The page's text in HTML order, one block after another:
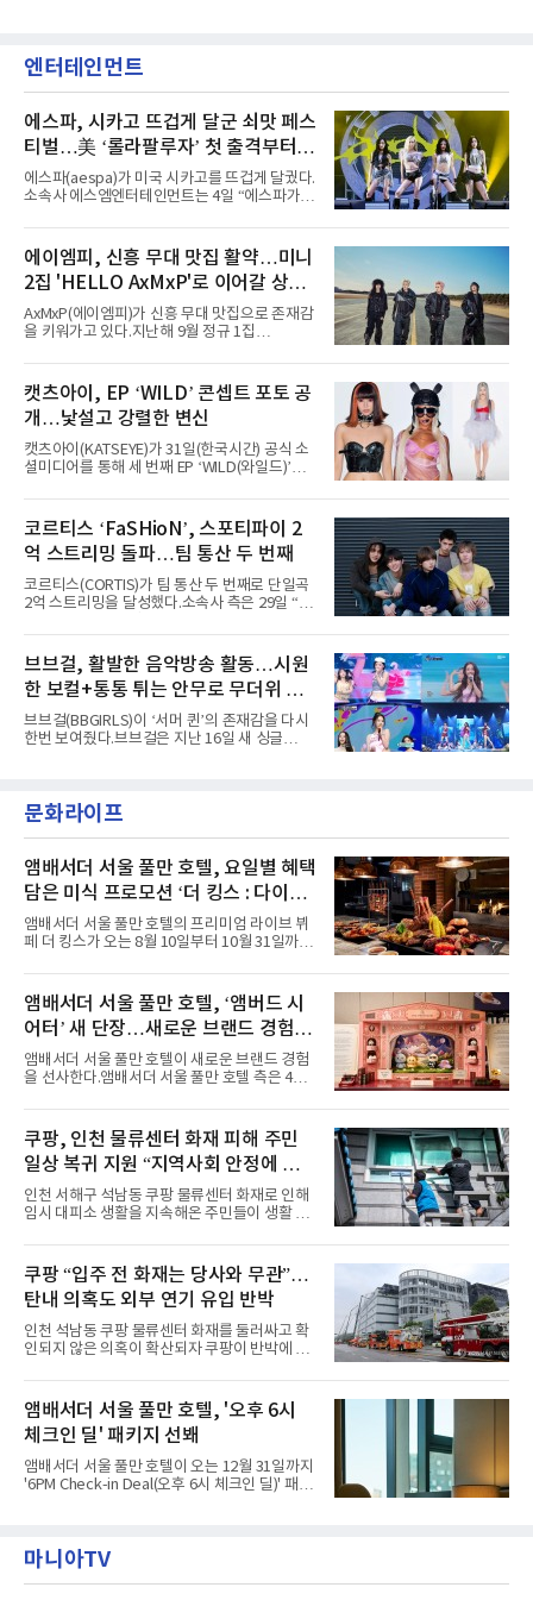
엔터테인먼트
에스파, 시카고 뜨겁게 달군 쇠맛 페스
티벌…美 ‘롤라팔루자’ 첫 출격부터
증명한 존재감
에스파(aespa)가 미국 시카고를 뜨겁게 달궜다.
소속사 에스엠엔터테인먼트는 4일 “에스파가
서 열린 ‘롤라팔루자 시카고’(Lollapalooza
Chicago)의 알리안츠 스테이지에 올랐다”며
“총 14곡으로 구성된 세트리스트를 선사, 데뷔 7
년 차다운 노련한 무대 매너와 파워풀한 에너지
로 현장의 분위기를 압도했다”고 밝혔다.1991
년 시작된 ‘롤라팔루자’는 8개 스테이지, 170여
팀의 아티스트와 40만 명 이상의 관객이 운집하
코르티스 등 K팝 스타들이 출연진 명단에 이름
을 올렸다.이날 에스파는
에이엠피, 신흥 무대 맛집 활약…미니
2집 'HELLO AxMxP'로 이어갈 상승
세
AxMxP(에이엠피)가 신흥 무대 맛집으로 존재감
을 키워가고 있다.지난해 9월 정규 1집
AxMxP는 데뷔 전부터 버스킹과 각종 페스티벌,
공연 무대에 오르며 실전 경험을 쌓아왔다.이들
은 소속사 패밀리 콘서트를 비롯해 '뷰티풀 민트
라이프 2025', '2025 부산국제록페스티벌' 등 대
형 무대에 잇달아 출연해 당찬 에너지와 풋풋한
매력으로 음악팬들의 눈도장을 찍었다.이후
AxMxP는 '카운트다운 판타지 2025-2026',
정적인 실력을 입증했고, 올해 '2026 어썸뮤직
페스티벌', '뷰티풀 민트 라이프 2026', '2026
캣츠아이, EP ‘WILD’ 콘셉트 포토 공
개…낯설고 강렬한 변신
캣츠아이(KATSEYE)가 31일(한국시간) 공식 소
셜미디어를 통해 세 번째 EP ‘WILD(와일드)’의
heart(와일드 하트)’라는 제목이 붙은 콘셉트 포
토에는 멤버들의 본능적이고 야성적인 면모가
강렬하게 담겼다. 짙은 아이섀도와 푸른빛·금빛·
붉은빛의 컬러 렌즈가 비현실적인 분위기를 자
아내고, 여러 원색이 불규칙하게 뒤섞인 멀티컬
러 헤어와 과감한 블루·블랙 립 메이크업이 낯설
고도 매혹적인 비주얼을 완성했다.스타일링 역
엣을 거침없이 결합했다. 멤버들은 각기 다른 개
성을 살린 스타일링을 선
코르티스 ‘FaSHioN’, 스포티파이 2
억 스트리밍 돌파…팀 통산 두 번째
코르티스(CORTIS)가 팀 통산 두 번째로 단일곡
2억 스트리밍을 달성했다.소속사 측은 29일 “코
벌 오디오·음원 스트리밍 플랫폼 스포티파이에
서 27일 자로 누적 재생 수 2억 회를 돌파했
다”고 밝혔다.곡이 발표된 지 약 10개월 만이다.
팀의 첫 번째 2억 스트리밍 곡은 동일 음반에 수
록된 ‘GO!’다. 이 노래는 공개 약 9개월 만인 지
난달 26일 자에 2억 고지를 밟았다. 이는 최근 5
년 내 데뷔한 보이그룹의 곡 중 최단기 2억 달성
했다. “내 티, 5 bucks 바지는, 만원” 등 멤버들
의 라이프 스타일
브브걸, 활발한 음악방송 활동…시원
한 보컬+통통 튀는 안무로 무더위 사
냥
브브걸(BBGIRLS)이 ‘서머 퀸’의 존재감을 다시
한번 보여줬다.브브걸은 지난 16일 새 싱글
MBC '쇼! 음악중심', SBS '인기가요' 등 주요 음
악방송 무대에 올라 화려한 퍼포먼스를 펼쳤다.
력을 앞세워 매 무대 색다른 볼거리를 선사했다.
특히 화사한 파스텔 톤의 비치웨어부터 청량한
마린룩, 햇살 아래 반짝이는 물결을 연상시키는
스커트, 강렬한 붉은 계열의 스타일링까지 각기
다른 매력을 선보였다. 브브걸은 다채로운 여름
패션을 완벽하게 소화하며 보
문화라이프
앰배서더 서울 풀만 호텔, 요일별 혜택
담은 미식 프로모션 ‘더 킹스 : 다이닝
프리빌리지즈’ 선봬
앰배서더 서울 풀만 호텔의 프리미엄 라이브 뷔
페 더 킹스가 오는 8월 10일부터 10월 31일까지
즈’를 선보인다.앰배서더 서울 풀만 호텔 측은
“요일마다 다른 즐거움과 한층 깊어진 미식의 여
유를 경험할 수 있도록 기획했다”고 밝혔다.먼저
월요일과 화요일에는 한 주의 문을 여는 여유로
운 식사를 테마로 다양한 혜택이 마련된다. 런치
이용 시 성인 5인 이상 사전 예약 고객에게 성인
1인 무료 혜택을 제공하며, 디너 이용 시에는 성
유료 회원 고객을 대상으로 5% 추가 할인 또는
바우처 1매 추가
앰배서더 서울 풀만 호텔, ‘앰버드 시
어터’ 새 단장…새로운 브랜드 경험 선
사
앰배서더 서울 풀만 호텔이 새로운 브랜드 경험
을 선사한다.앰배서더 서울 풀만 호텔 측은 4일
이야기를 담은 인형 극장 콘셉트의 공간 ‘앰버드
시어터(Ambird Theater)’를 새롭게 선보인
다”고 밝혔다.앰배서더 서울 풀만 호텔은 로비
한편에 마련된 앰버드 존을 통해 앰버드의 세계
관을 소개해왔다. 앰버드 존은 앰버드가 우주여
행 중 수집한 다양한 굿즈를 전시한 '앰버드 플래
닛(Ambird Planet)과 계절별 플라워 연출로 사
라 극장을 모티브로 한 데코레이션으로 구성됐
다. 무대 공간 및 티켓 박스
쿠팡, 인천 물류센터 화재 피해 주민
일상 복귀 지원 “지역사회 안정에 총
력”
인천 서해구 석남동 쿠팡 물류센터 화재로 인해
임시 대피소 생활을 지속해온 주민들이 생활 터
필먼트서비스(CFS)가 지난 28일부터 화재 피해
주민을 대상으로 전문 출장 청소서비스 지원에
나섬으로써 본격적인 지역사회 복구 작업이 시
작된 것이다.대피소 주민 중심 청소 접수, 첫날
부터 2가구 지원 완료CFS는 신현초등학교, 신
현북초등학교, 신현여자중학교 등 인천 서해구
관내 임시 대피소 3곳에서 체류해온 화재 피해
민들의 호응 속에 CFS는 즉시 행동에 나섰다. 지
난 28일 오후 전문 청소업체와
쿠팡 “입주 전 화재는 당사와 무관”…
탄내 의혹도 외부 연기 유입 반박
인천 석남동 쿠팡 물류센터 화재를 둘러싸고 확
인되지 않은 의혹이 확산되자 쿠팡이 반박에 나
에 대해서는 외부 화재 연기 유입이라고 설명했
고, 2023년 같은 물류센터에서 발생한 화재에
대해서도 쿠팡 입주 전 공사 과정에서 벌어진 일
이라며 선을 그었다.쿠팡은 21일 인천 물류센터
내부에서 불이 타는 냄새가 났다는 의혹과 관련
해 “사실무근”이라는 입장을 밝혔다.회사 측은
“인근에서 지난 15일 다른 회사에서 발생한 대
것으로 확인됐다”고 설명했다.이어 “정확한 화
재 원인은 추후 조사될
앰배서더 서울 풀만 호텔, '오후 6시
체크인 딜' 패키지 선봬
앰배서더 서울 풀만 호텔이 오는 12월 31일까지
'6PM Check-in Deal(오후 6시 체크인 딜)' 패키
텔 측은 “퇴근 후 또는 주말 도심 속에서 짧지만
온전한 휴식을 원하는 고객들에게 특별한 경험
마니아TV